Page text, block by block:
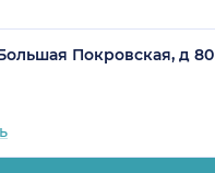
Покровская, д 80